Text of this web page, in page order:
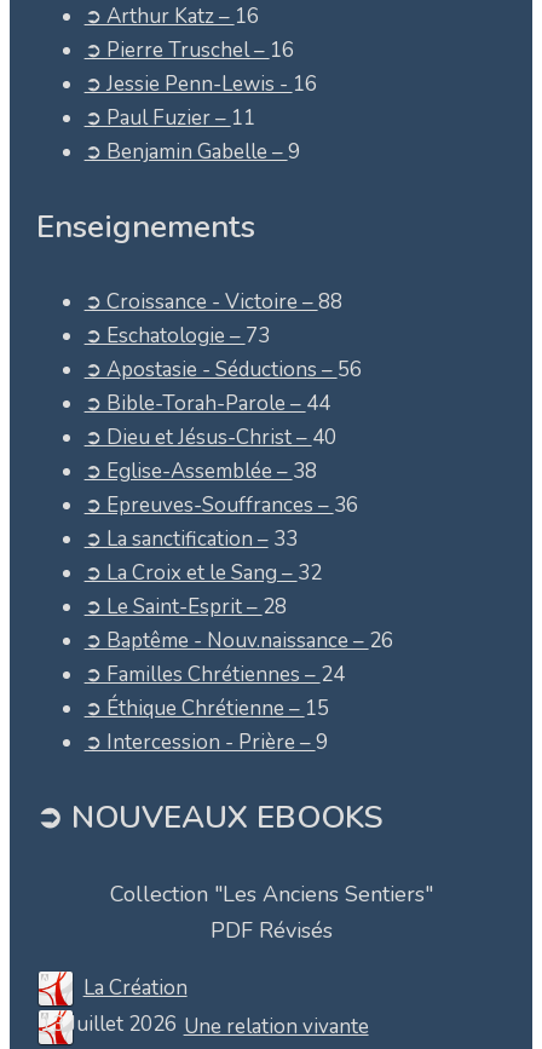
➲ Arthur Katz – 16
➲ Pierre Truschel – 16
➲ Jessie Penn-Lewis - 16
➲ Paul Fuzier – 11
➲ Benjamin Gabelle –9
Enseignements
➲ Croissance - Victoire –88
➲ Eschatologie – 73
➲ Apostasie - Séductions – 56
➲ Bible-Torah-Parole – 44
➲ Dieu et Jésus-Christ – 40
➲ Eglise-Assemblée – 38
➲ Epreuves-Souffrances – 36
➲ La sanctification – 33
➲ La Croix et le Sang – 32
➲ Le Saint-Esprit – 28
➲ Baptême - Nouv.naissance – 26
➲ Familles Chrétiennes – 24
➲ Éthique Chrétienne – 15
➲ Intercession - Prière –9
➲ NOUVEAUX EBOOKS
Collection "Les Anciens Sentiers"
PDF Révisés
La Création
13 Juillet 2026 Une relation vivante